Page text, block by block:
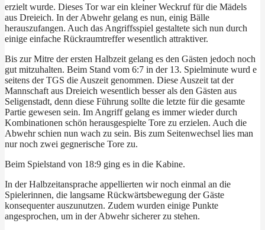
erzielt wurde. Dieses Tor war ein kleiner Weckruf für die Mädels
aus Dreieich. In der Abwehr gelang es nun, einig Bälle
herauszufangen. Auch das Angriffsspiel gestaltete sich nun durch
einige einfache Rückraumtreffer wesentlich attraktiver.
Bis zur Mitre der ersten Halbzeit gelang es den Gästen jedoch noch
gut mitzuhalten. Beim Stand vom 6:7 in der 13. Spielminute wurd e
seitens der TGS die Auszeit genommen. Diese Auszeit tat der
Mannschaft aus Dreieich wesentlich besser als den Gästen aus
Seligenstadt, denn diese Führung sollte die letzte für die gesamte
Partie gewesen sein. Im Angriff gelang es immer wieder durch
Kombinationen schön herausgespielte Tore zu erzielen. Auch die
Abwehr schien nun wach zu sein. Bis zum Seitenwechsel lies man
nur noch zwei gegnerische Tore zu.
Beim Spielstand von 18:9 ging es in die Kabine.
In der Halbzeitansprache appellierten wir noch einmal an die
Spielerinnen, die langsame Rückwärtsbewegung der Gäste
konsequenter auszunutzen. Zudem wurden einige Punkte
angesprochen, um in der Abwehr sicherer zu stehen.